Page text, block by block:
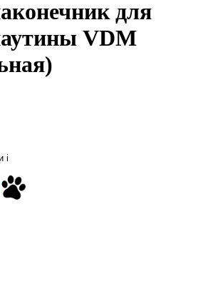
для
VDM
i